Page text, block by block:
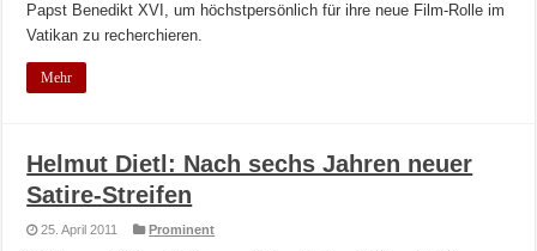
Papst Benedikt XVI, um höchstpersönlich für ihre neue Film-Rolle im
Vatikan zu recherchieren.
Mehr
Helmut Dietl: Nach sechs Jahren neuer
Satire-Streifen
25. April 2011 Prominent